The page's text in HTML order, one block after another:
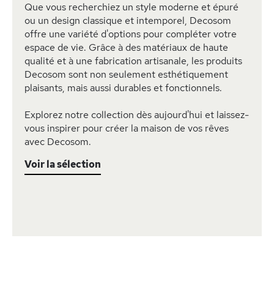
Que vous recherchiez un style moderne et épuré
ou un design classique et intemporel, Decosom
offre une variété d'options pour compléter votre
espace de vie. Grâce à des matériaux de haute
qualité et à une fabrication artisanale, les produits
Decosom sont non seulement esthétiquement
plaisants, mais aussi durables et fonctionnels.
Explorez notre collection dès aujourd'hui et laissez-
vous inspirer pour créer la maison de vos rêves
avec Decosom.
Voir la sélection